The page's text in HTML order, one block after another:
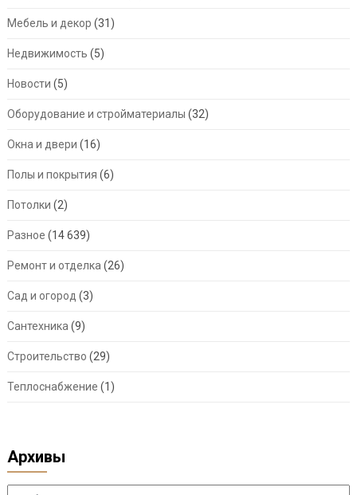
Мебель и декор (31)
Недвижимость (5)
Новости (5)
Оборудование и стройматериалы (32)
Окна и двери (16)
Полы и покрытия (6)
Потолки (2)
Разное (14 639)
Ремонт и отделка (26)
Сад и огород (3)
Сантехника (9)
Строительство (29)
Теплоснабжение (1)
Архивы
Архивы